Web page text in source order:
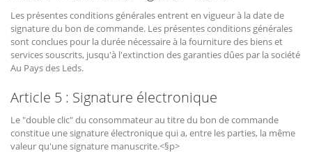
Les présentes conditions générales entrent en vigueur à la date de
signature du bon de commande. Les présentes conditions générales
sont conclues pour la durée nécessaire à la fourniture des biens et
services souscrits, jusqu'à l'extinction des garanties dûes par la société
Au Pays des Leds.
Article 5 : Signature électronique
Le "double clic" du consommateur au titre du bon de commande
constitue une signature électronique qui a, entre les parties, la même
valeur qu'une signature manuscrite.<§p>